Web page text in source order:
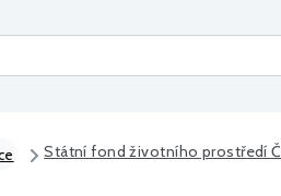
Státní fond životního prostředí